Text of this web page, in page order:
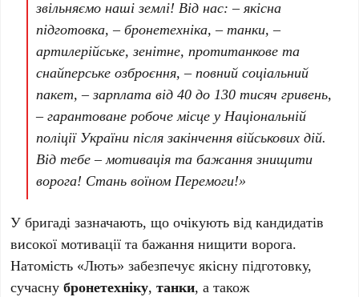
звільняємо наші землі! Від нас: – якісна
підготовка, – бронетехніка, – танки, –
артилерійське, зенітне, протитанкове та
снайперське озброєння, – повний соціальний
пакет, – зарплата від 40 до 130 тисяч гривень,
– гарантоване робоче місце у Національній
поліції України після закінчення військових дій.
Від тебе – мотивація та бажання знищити
ворога! Стань воїном Перемоги!»
У бригаді зазначають, що очікують від кандидатів
високої мотивації та бажання нищити ворога.
Натомість «Лють» забезпечує якісну підготовку,
сучаснубронетехніку,танки, а також